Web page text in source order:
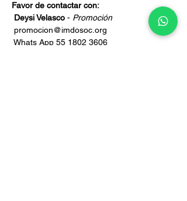
Favor de contactar con:
Deysi Velasco - Promoción
promocion@imdosoc.org
Whats App 55 1802 3606